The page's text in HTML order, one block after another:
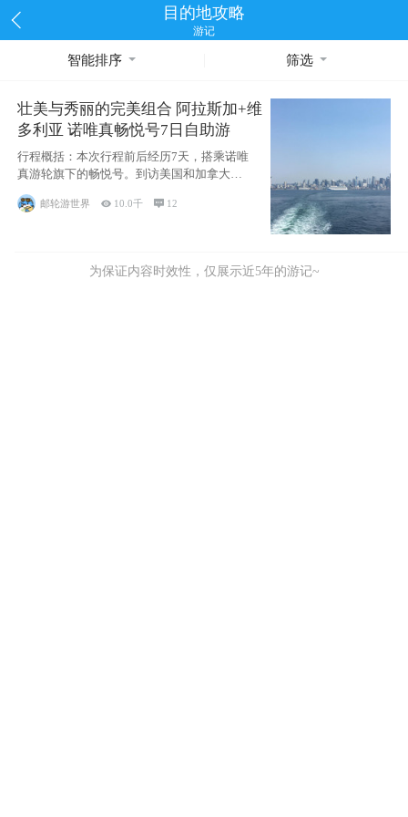
目的地攻略
游记
智能排序 筛选
壮美与秀丽的完美组合 阿拉斯加+维
多利亚 诺唯真畅悦号7日自助游
行程概括：本次行程前后经历7天，搭乘诺唯
真游轮旗下的畅悦号。到访美国和加拿大的4
个州/省：美国华盛顿州
邮轮游世界  10.0千  12
为保证内容时效性，仅展示近5年的游记~